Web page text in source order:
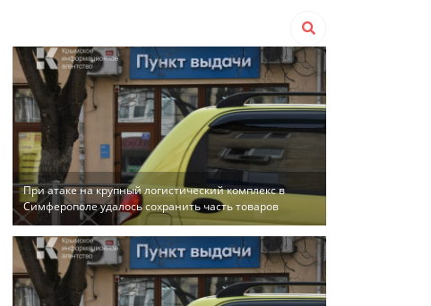
При атаке на крупный логистический комплекс в
Симферополе удалось сохранить часть товаров